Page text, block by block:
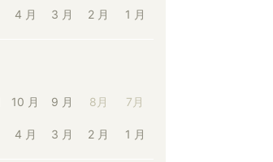
4 月 3 月 2 月 1 月
10 月 9 月 8月 7月
4 月 3 月 2 月 1 月